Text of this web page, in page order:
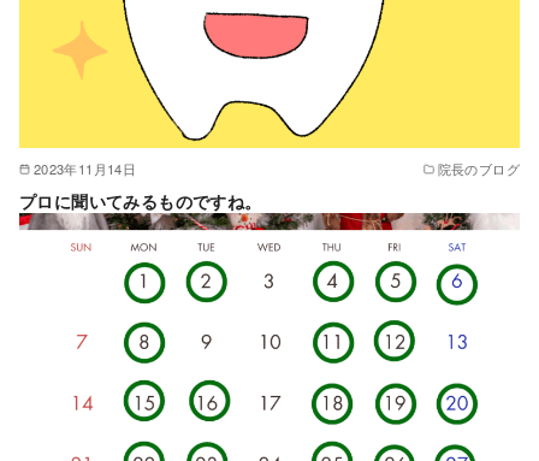
2023年11月14日 院長のブログ
プロに聞いてみるものですね。